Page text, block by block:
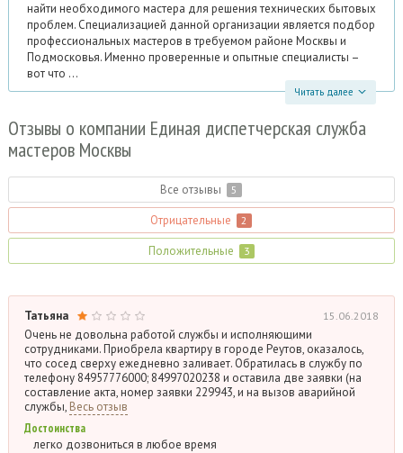
найти необходимого мастера для решения технических бытовых
проблем. Специализацией данной организации является подбор
профессиональных мастеров в требуемом районе Москвы и
Подмосковья. Именно проверенные и опытные специалисты –
вот что ...
Читать далее
Отзывы о компании Единая диспетчерская служба
мастеров Москвы
Все отзывы 5
Отрицательные 2
Положительные 3
Татьяна 15.06.2018
Очень не довольна работой службы и исполняющими
сотрудниками. Приобрела квартиру в городе Реутов, оказалось,
что сосед сверху ежедневно заливает. Обратилась в службу по
телефону 84957776000; 84997020238 и оставила две заявки (на
составление акта, номер заявки 229943, и на вызов аварийной
службы, Весь отзыв
Достоинства
легко дозвониться в любое время